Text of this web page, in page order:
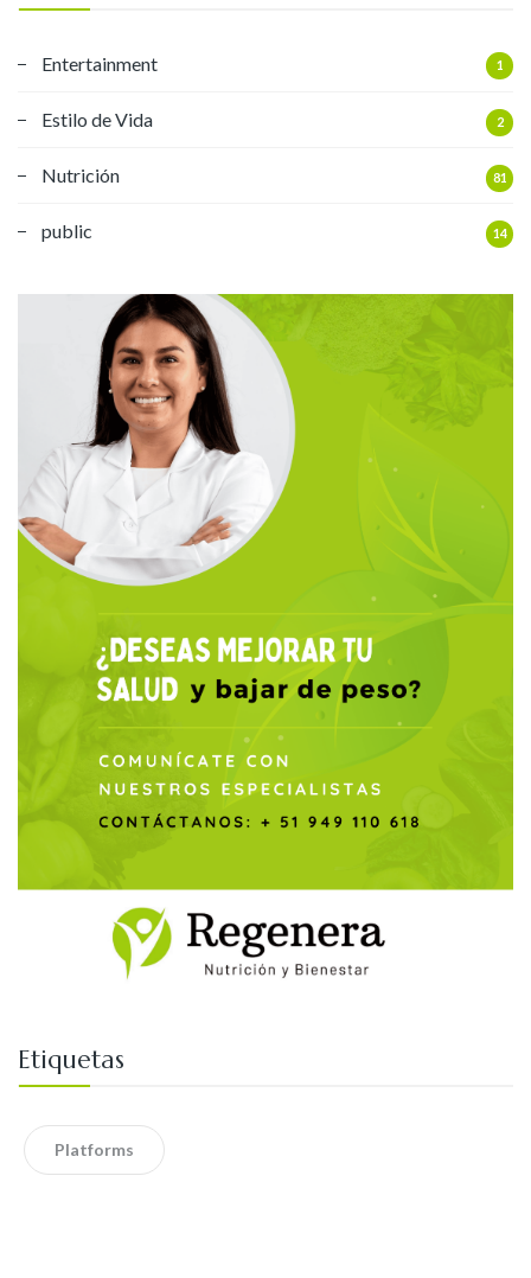
Entertainment 1
Estilo de Vida 2
Nutrición 81
public 14
Etiquetas
Platforms